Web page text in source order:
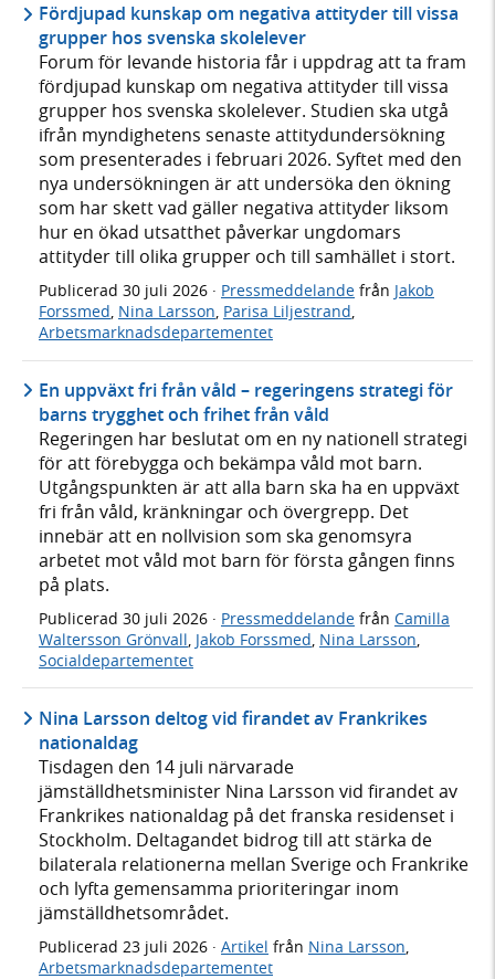
Fördjupad kunskap om negativa attityder till vissa
grupper hos svenska skolelever
Forum för levande historia får i uppdrag att ta fram
fördjupad kunskap om negativa attityder till vissa
grupper hos svenska skolelever. Studien ska utgå
ifrån myndighetens senaste attitydundersökning
som presenterades i februari 2026. Syftet med den
nya undersökningen är att undersöka den ökning
som har skett vad gäller negativa attityder liksom
hur en ökad utsatthet påverkar ungdomars
attityder till olika grupper och till samhället i stort.
Publicerad 30 juli 2026 · Pressmeddelande från Jakob
Forssmed, Nina Larsson, Parisa Liljestrand,
Arbetsmarknadsdepartementet
En uppväxt fri från våld – regeringens strategi för
barns trygghet och frihet från våld
Regeringen har beslutat om en ny nationell strategi
för att förebygga och bekämpa våld mot barn.
Utgångspunkten är att alla barn ska ha en uppväxt
fri från våld, kränkningar och övergrepp. Det
innebär att en nollvision som ska genomsyra
arbetet mot våld mot barn för första gången finns
på plats.
Publicerad 30 juli 2026 · Pressmeddelande från Camilla
Waltersson Grönvall, Jakob Forssmed, Nina Larsson,
Socialdepartementet
Nina Larsson deltog vid firandet av Frankrikes
nationaldag
Tisdagen den 14 juli närvarade
jämställdhetsminister Nina Larsson vid firandet av
Frankrikes nationaldag på det franska residenset i
Stockholm. Deltagandet bidrog till att stärka de
bilaterala relationerna mellan Sverige och Frankrike
och lyfta gemensamma prioriteringar inom
jämställdhetsområdet.
Publicerad 23 juli 2026 · Artikel från Nina Larsson
Arbetsmarknadsdepartementet